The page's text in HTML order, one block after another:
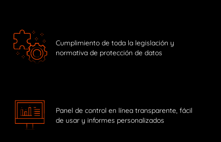
Cumplimiento de toda la legislación y
normativa de protección de datos
Panel de control en línea transparente, fácil
de usar y informes personalizados